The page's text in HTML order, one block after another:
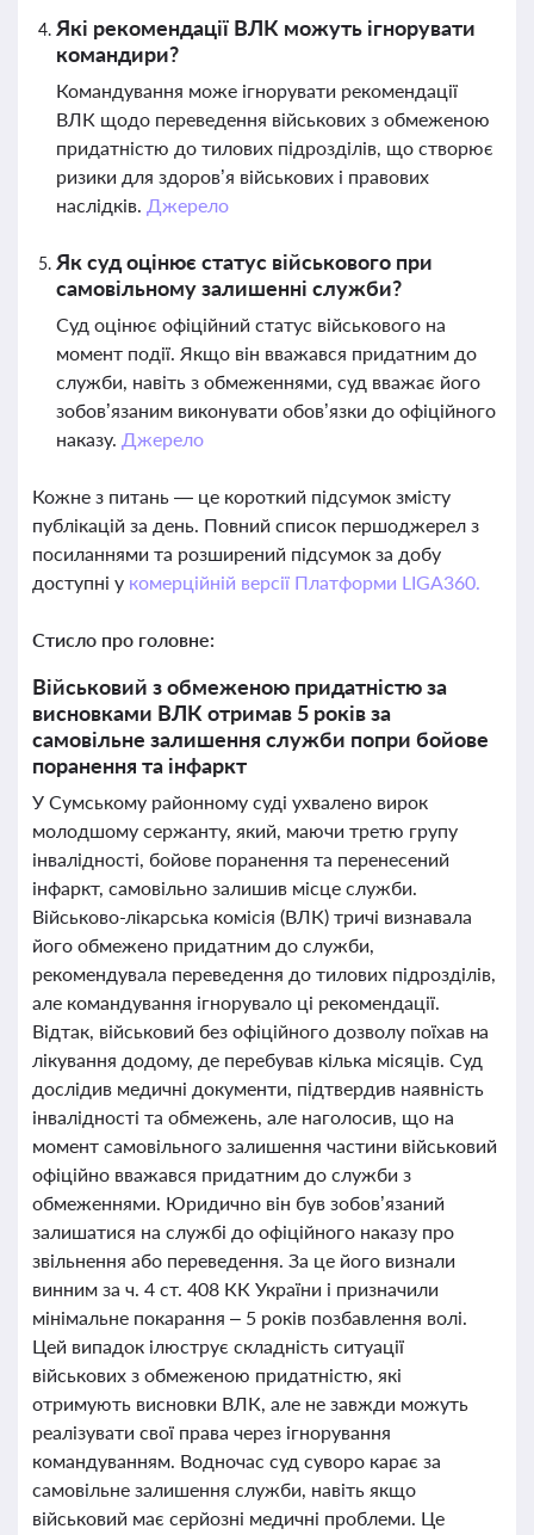
Які рекомендації ВЛК можуть ігнорувати
командири?
Командування може ігнорувати рекомендації
ВЛК щодо переведення військових з обмеженою
придатністю до тилових підрозділів, що створює
ризики для здоров’я військових і правових
наслідків. Джерело
Як суд оцінює статус військового при
самовільному залишенні служби?
Суд оцінює офіційний статус військового на
момент події. Якщо він вважався придатним до
служби, навіть з обмеженнями, суд вважає його
зобов’язаним виконувати обов’язки до офіційного
наказу. Джерело
Кожне з питань — це короткий підсумок змісту
публікацій за день. Повний список першоджерел з
посиланнями та розширений підсумок за добу
доступні у комерційній версії Платформи LIGA360.
Стисло про головне:
Військовий з обмеженою придатністю за
висновками ВЛК отримав 5 років за
самовільне залишення служби попри бойове
поранення та інфаркт
У Сумському районному суді ухвалено вирок
молодшому сержанту, який, маючи третю групу
інвалідності, бойове поранення та перенесений
інфаркт, самовільно залишив місце служби.
Військово-лікарська комісія (ВЛК) тричі визнавала
його обмежено придатним до служби,
рекомендувала переведення до тилових підрозділів,
але командування ігнорувало ці рекомендації.
Відтак, військовий без офіційного дозволу поїхав на
лікування додому, де перебував кілька місяців. Суд
дослідив медичні документи, підтвердив наявність
інвалідності та обмежень, але наголосив, що на
момент самовільного залишення частини військовий
офіційно вважався придатним до служби з
обмеженнями. Юридично він був зобов’язаний
залишатися на службі до офіційного наказу про
звільнення або переведення. За це його визнали
винним за ч. 4 ст. 408 КК України і призначили
мінімальне покарання – 5 років позбавлення волі.
Цей випадок ілюструє складність ситуації
військових з обмеженою придатністю, які
отримують висновки ВЛК, але не завжди можуть
реалізувати свої права через ігнорування
командуванням. Водночас суд суворо карає за
самовільне залишення служби, навіть якщо
військовий має серйозні медичні проблеми. Це